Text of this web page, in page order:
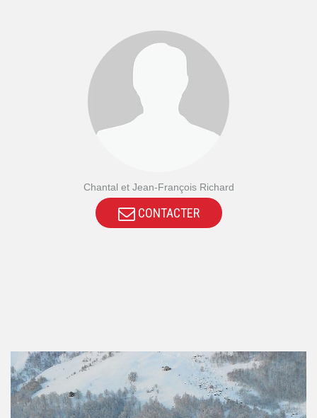
Chantal et Jean-François Richard
CONTACTER